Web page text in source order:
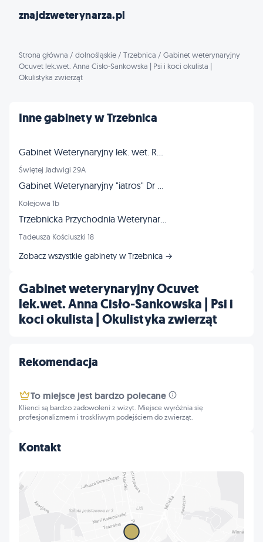
znajdzweterynarza.pl
Strona główna / dolnośląskie / Trzebnica / Gabinet weterynaryjny
Ocuvet lek.wet. Anna Cisło-Sankowska | Psi i koci okulista |
Okulistyka zwierząt
Gabinet weterynaryjny Ocuvet
lek.wet. Anna Cisło-Sankowska | Psi i
koci okulista | Okulistyka zwierząt
Kontakt
Inne gabinety w Trzebnica
Gabinet Weterynaryjny lek. wet. Rubaszewski Bogusław
Świętej Jadwigi 29A
Gabinet Weterynaryjny "iatros" Dr n. wet. Agnieszka Lachowicz-Wolak
Kolejowa 1b
Trzebnicka Przychodnia Weterynaryjna | Okulistyka zwierząt | Psi i koci okulista | Leczenie zaćmy u zwierząt
Tadeusza Kościuszki 18
Zobacz wszystkie gabinety w Trzebnica →
Rekomendacja
To miejsce jest bardzo polecane
Klienci są bardzo zadowoleni z wizyt. Miejsce wyróżnia się
profesjonalizmem i troskliwym podejściem do zwierząt.